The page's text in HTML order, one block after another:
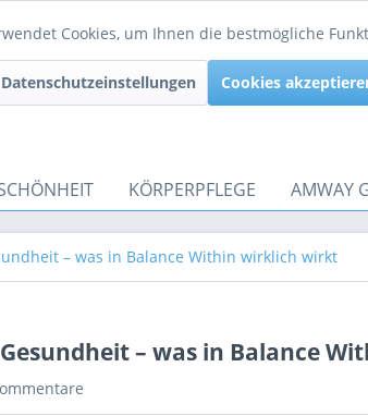
KÖRPERPFLEGE AMWAY
– was in Balance Within wirklich wirkt
– was in Balance
Cookies, um Ihnen die bestmögliche
Datenschutzeinstellungen Cookies